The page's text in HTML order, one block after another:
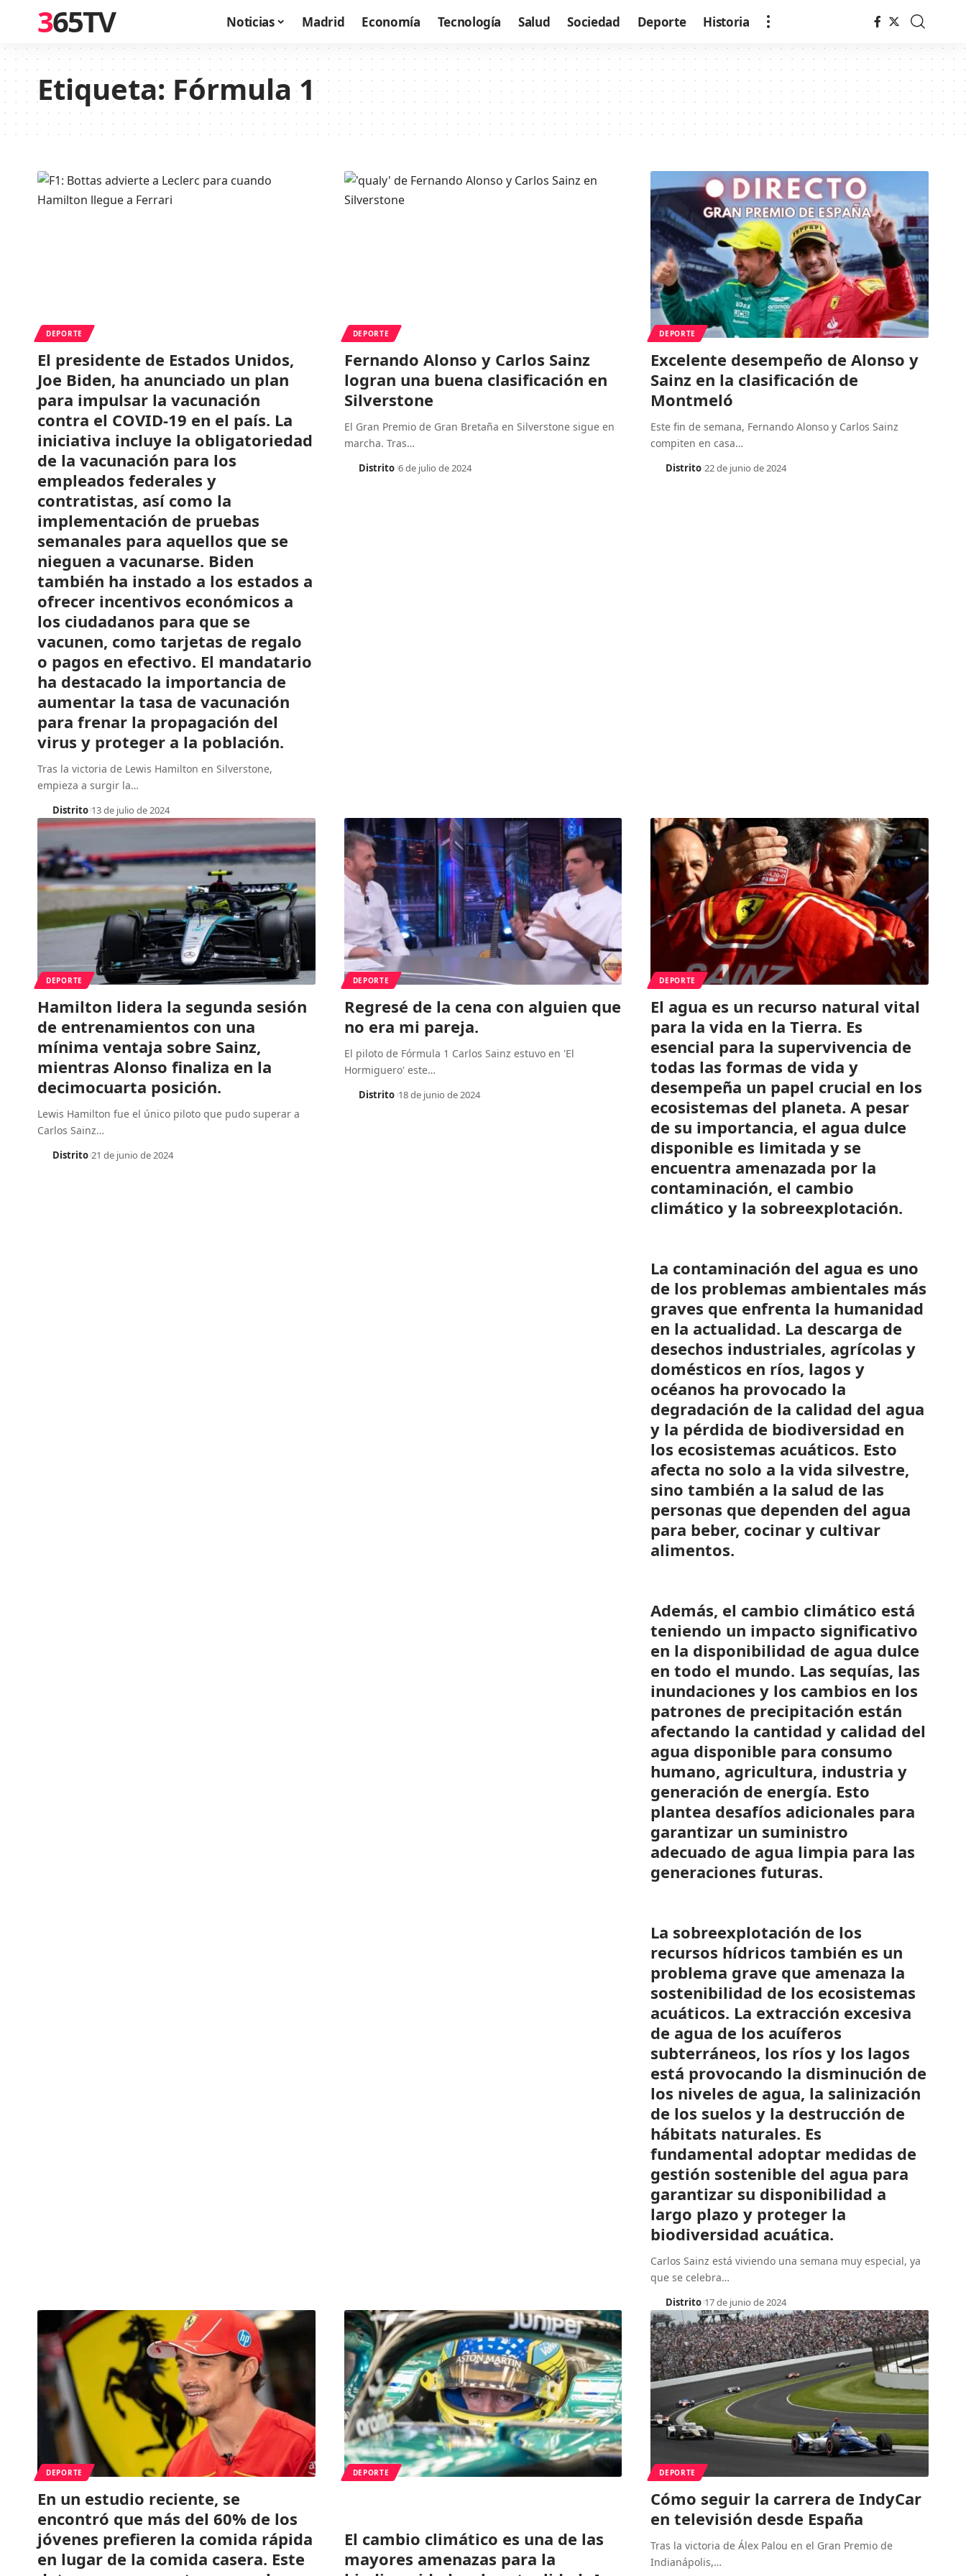
365TV Noticias Madrid Economía Tecnología Salud Sociedad Deporte Historia
Etiqueta:Fórmula 1
DEPORTE
El presidente de Estados Unidos,
Joe Biden, ha anunciado un plan
para impulsar la vacunación
contra el COVID-19 en el país. La
iniciativa incluye la obligatoriedad
de la vacunación para los
empleados federales y
contratistas, así como la
implementación de pruebas
semanales para aquellos que se
nieguen a vacunarse. Biden
también ha instado a los estados a
ofrecer incentivos económicos a
los ciudadanos para que se
vacunen, como tarjetas de regalo
o pagos en efectivo. El mandatario
ha destacado la importancia de
aumentar la tasa de vacunación
para frenar la propagación del
virus y proteger a la población.
Tras la victoria de Lewis Hamilton en Silverstone,
empieza a surgir la…
Distrito 13 de julio de 2024
DEPORTE
Fernando Alonso y Carlos Sainz
logran una buena clasificación en
Silverstone
El Gran Premio de Gran Bretaña en Silverstone sigue en
marcha. Tras…
Distrito 6 de julio de 2024
DEPORTE
Excelente desempeño de Alonso y
Sainz en la clasificación de
Montmeló
Este fin de semana, Fernando Alonso y Carlos Sainz
compiten en casa…
Distrito 22 de junio de 2024
DEPORTE
Hamilton lidera la segunda sesión
de entrenamientos con una
mínima ventaja sobre Sainz,
mientras Alonso finaliza en la
decimocuarta posición.
Lewis Hamilton fue el único piloto que pudo superar a
Carlos Sainz…
Distrito 21 de junio de 2024
DEPORTE
Regresé de la cena con alguien que
no era mi pareja.
El piloto de Fórmula 1 Carlos Sainz estuvo en 'El
Hormiguero' este…
Distrito 18 de junio de 2024
DEPORTE
El agua es un recurso natural vital
para la vida en la Tierra. Es
esencial para la supervivencia de
todas las formas de vida y
desempeña un papel crucial en los
ecosistemas del planeta. A pesar
de su importancia, el agua dulce
disponible es limitada y se
encuentra amenazada por la
contaminación, el cambio
climático y la sobreexplotación.
La contaminación del agua es uno
de los problemas ambientales más
graves que enfrenta la humanidad
en la actualidad. La descarga de
desechos industriales, agrícolas y
domésticos en ríos, lagos y
océanos ha provocado la
degradación de la calidad del agua
y la pérdida de biodiversidad en
los ecosistemas acuáticos. Esto
afecta no solo a la vida silvestre,
sino también a la salud de las
personas que dependen del agua
para beber, cocinar y cultivar
alimentos.
Además, el cambio climático está
teniendo un impacto significativo
en la disponibilidad de agua dulce
en todo el mundo. Las sequías, las
inundaciones y los cambios en los
patrones de precipitación están
afectando la cantidad y calidad del
agua disponible para consumo
humano, agricultura, industria y
generación de energía. Esto
plantea desafíos adicionales para
garantizar un suministro
adecuado de agua limpia para las
generaciones futuras.
La sobreexplotación de los
recursos hídricos también es un
problema grave que amenaza la
sostenibilidad de los ecosistemas
acuáticos. La extracción excesiva
de agua de los acuíferos
subterráneos, los ríos y los lagos
está provocando la disminución de
los niveles de agua, la salinización
de los suelos y la destrucción de
hábitats naturales. Es
fundamental adoptar medidas de
gestión sostenible del agua para
garantizar su disponibilidad a
largo plazo y proteger la
biodiversidad acuática.
Carlos Sainz está viviendo una semana muy especial, ya
que se celebra…
Distrito 17 de junio de 2024
DEPORTE
En un estudio reciente, se
encontró que más del 60% de los
jóvenes prefieren la comida rápida
en lugar de la comida casera. Este
DEPORTE
El cambio climático es una de las
mayores amenazas para la
DEPORTE
Cómo seguir la carrera de IndyCar
en televisión desde España
Tras la victoria de Álex Palou en el Gran Premio de
Indianápolis,…